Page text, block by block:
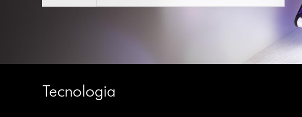
Tecnologia